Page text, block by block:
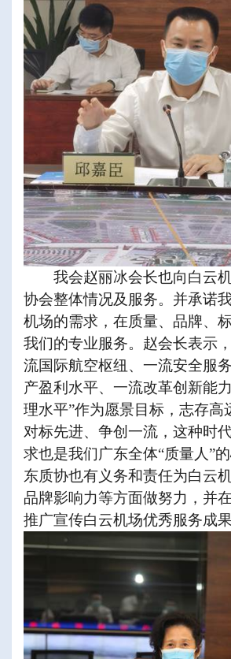
我会赵丽冰会长也向白云
协会整体情况及服务。并承诺
机场的需求，在质量、品牌、
我们的专业服务。赵会长表示
流国际航空枢纽、一流安全服
产盈利水平、一流改革创新能
理水平”作为愿景目标，志存高
对标先进、争创一流，这种时
求也是我们广东全体“质量人”
东质协也有义务和责任为白云
品牌影响力等方面做努力，并
推广宣传白云机场优秀服务成果